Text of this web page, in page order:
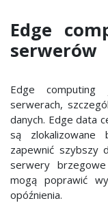
Edge
serwerów
Edge
serwerach,
danych. Edge data
są zlokalizowane
zapewnić szybszy
serwery
mogą poprawić
opóźnienia.